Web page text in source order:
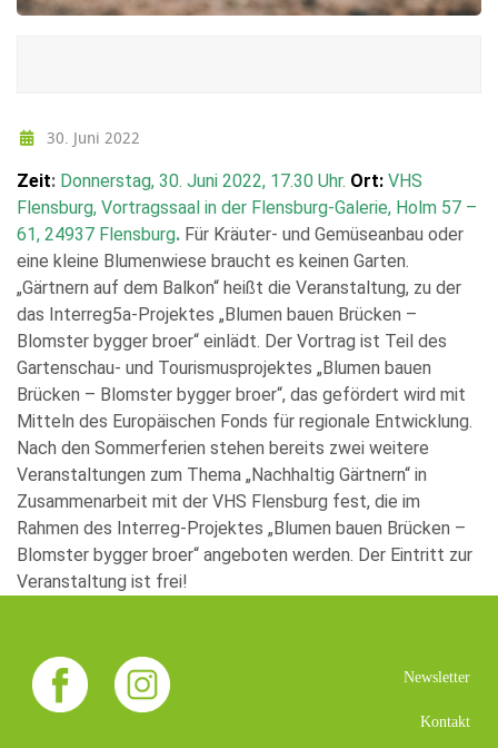
30. Juni 2022
Zeit: Donnerstag, 30. Juni 2022, 17.30 Uhr. Ort: VHS
Flensburg, Vortragssaal in der Flensburg-Galerie, Holm 57 –
61, 24937 Flensburg. Für Kräuter- und Gemüseanbau oder
eine kleine Blumenwiese braucht es keinen Garten.
„Gärtnern auf dem Balkon“ heißt die Veranstaltung, zu der
das Interreg5a-Projektes „Blumen bauen Brücken –
Blomster bygger broer“ einlädt. Der Vortrag ist Teil des
Gartenschau- und Tourismusprojektes „Blumen bauen
Brücken – Blomster bygger broer“, das gefördert wird mit
Mitteln des Europäischen Fonds für regionale Entwicklung.
Nach den Sommerferien stehen bereits zwei weitere
Veranstaltungen zum Thema „Nachhaltig Gärtnern“ in
Zusammenarbeit mit der VHS Flensburg fest, die im
Rahmen des Interreg-Projektes „Blumen bauen Brücken –
Blomster bygger broer“ angeboten werden. Der Eintritt zur
Veranstaltung ist frei!
Newsletter
Kontakt